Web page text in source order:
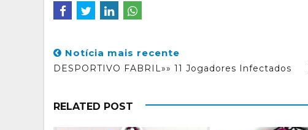
Notícia mais recente
DESPORTIVO FABRIL»» 11 Jogadores Infectados
RELATED POST